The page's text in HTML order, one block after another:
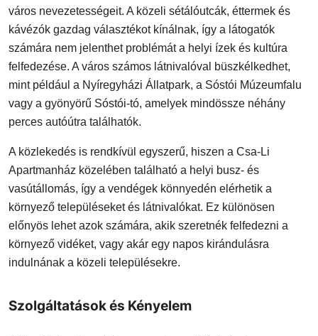
város nevezetességeit. A közeli sétálóutcák, éttermek és
kávézók gazdag választékot kínálnak, így a látogatók
számára nem jelenthet problémát a helyi ízek és kultúra
felfedezése. A város számos látnivalóval büszkélkedhet,
mint például a Nyíregyházi Állatpark, a Sóstói Múzeumfalu
vagy a gyönyörű Sóstói-tó, amelyek mindössze néhány
perces autóútra találhatók.
A közlekedés is rendkívül egyszerű, hiszen a Csa-Li
Apartmanház közelében található a helyi busz- és
vasútállomás, így a vendégek könnyedén elérhetik a
környező településeket és látnivalókat. Ez különösen
előnyös lehet azok számára, akik szeretnék felfedezni a
környező vidéket, vagy akár egy napos kirándulásra
indulnának a közeli településekre.
Szolgáltatások és Kényelem